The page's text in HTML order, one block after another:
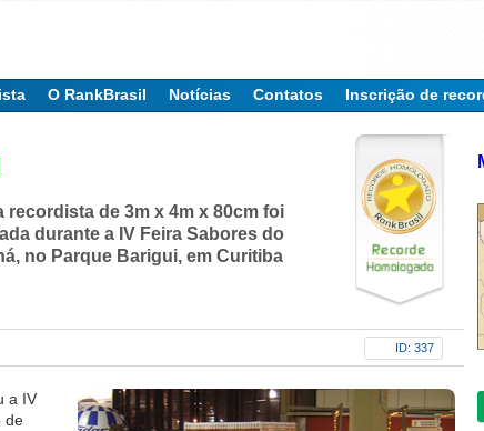
O RankBrasil Notícias Contatos Inscrição de
recordista de 3m x 4m x 80cm foi
durante a IV Feira Sabores do
no Parque Barigui, em Curitiba
ID: 337
a IV
de